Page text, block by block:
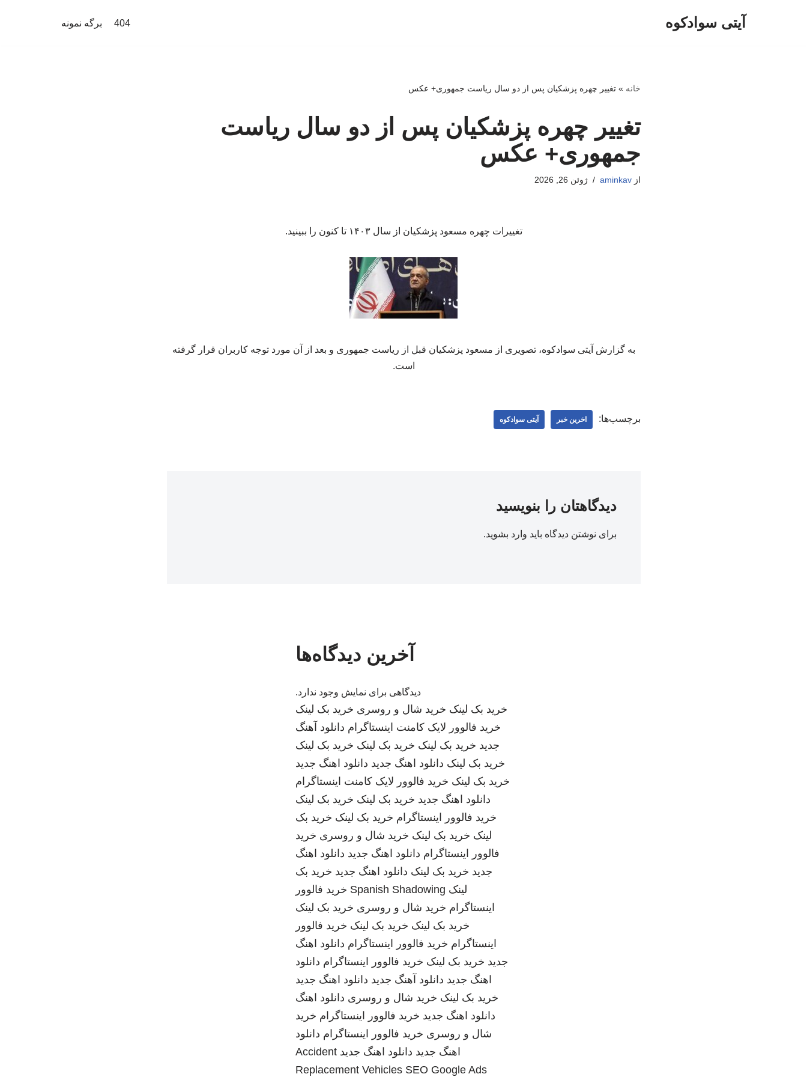
آیتی سوادکوه 404 برگه نمونه
خانه »تغییر چهره پزشکیان پس از دو سال ریاست جمهوری+ عکس
تغییر چهره پزشکیان پس از دو سال ریاست
جمهوری+ عکس
ازaminkav ژوئن 26, 2026
تغییرات چهره مسعود پزشکیان از سال ۱۴۰۳ تا کنون را ببینید.
به گزارش آیتی سوادکوه، تصویری از مسعود پزشکیان قبل از ریاست جمهوری و بعد از آن مورد توجه کاربران قرار گرفته
است.
برچسب‌ها: اخرین خبر آیتی سوادکوه
دیدگاهتان را بنویسید
برای نوشتن دیدگاه باید وارد بشوید.
آخرین دیدگاه‌ها
دیدگاهی برای نمایش وجود ندارد.
خرید بک لینک خرید شال و روسری خرید بک لینک
خرید فالوور لایک کامنت اینستاگرام دانلود آهنگ
جدید خرید بک لینک خرید بک لینک خرید بک لینک
خرید بک لینک دانلود اهنگ جدید دانلود اهنگ جدید
خرید بک لینک خرید فالوور لایک کامنت اینستاگرام
دانلود اهنگ جدید خرید بک لینک خرید بک لینک
خرید فالوور اینستاگرام خرید بک لینک خرید بک
لینک خرید بک لینک خرید شال و روسری خرید
فالوور اینستاگرام دانلود اهنگ جدید دانلود اهنگ
جدید خرید بک لینک دانلود اهنگ جدید خرید بک
لینک Spanish Shadowing خرید فالوور
اینستاگرام خرید شال و روسری خرید بک لینک
خرید بک لینک خرید بک لینک خرید فالوور
اینستاگرام خرید فالوور اینستاگرام دانلود اهنگ
جدید خرید بک لینک خرید فالوور اینستاگرام دانلود
اهنگ جدید دانلود آهنگ جدید دانلود اهنگ جدید
خرید بک لینک خرید شال و روسری دانلود اهنگ
دانلود اهنگ جدید خرید فالوور اینستاگرام خرید
شال و روسری خرید فالوور اینستاگرام دانلود
اهنگ جدید دانلود اهنگ جدید Accident
Replacement Vehicles SEO Google Ads